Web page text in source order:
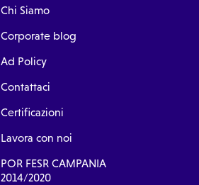
Chi Siamo
Corporate blog
Ad Policy
Contattaci
Certificazioni
Lavora con noi
POR FESR CAMPANIA
2014/2020